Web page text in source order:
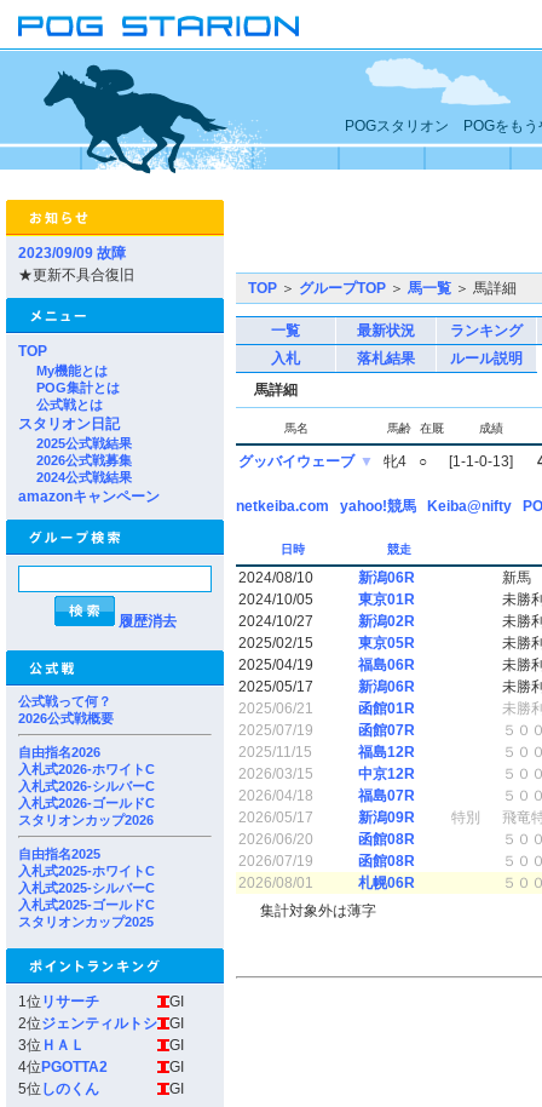
POGスタリオン POGをもう
2023/09/09 故障
★更新不具合復旧
TOP
My機能とは
POG集計とは
公式戦とは
スタリオン日記
2025公式戦結果
2026公式戦募集
2024公式戦結果
amazonキャンペーン
履歴消去
公式戦って何？
2026公式戦概要
自由指名2026
入札式2026-ホワイトC
入札式2026-シルバーC
入札式2026-ゴールドC
スタリオンカップ2026
自由指名2025
入札式2025-ホワイトC
入札式2025-シルバーC
入札式2025-ゴールドC
スタリオンカップ2025
1位 リサーチ
GI
2位ジェンティルトシ
GI
3位 ＨＡＬ
GI
4位 PGOTTA2
GI
5位 しのくん
GI
TOP ＞ グループTOP ＞ 馬一覧 ＞ 馬詳細
一覧 最新状況
ランキング
入札
落札結果
ルール説明
馬詳細
馬名 馬齢 在厩 成績
グッバイウェーブ ▼ 牝4 ○ [1-1-0-13]
netkeiba.com yahoo!競馬 Keiba@nifty
日時 競走
2024/08/10 新潟06R
新馬
2024/10/05
東京01R
未勝
2024/10/27
新潟02R
未勝
2025/02/15
東京05R
未勝
2025/04/19
福島06R
未勝
2025/05/17
新潟06R
未勝
2025/06/21
函館01R
未勝
2025/07/19
函館07R
５０
2025/11/15
福島12R
５０
2026/03/15
中京12R
５０
2026/04/18
福島07R
５０
2026/05/17
新潟09R 特別
飛竜
2026/06/20
函館08R
５０
2026/07/19
函館08R
５０
2026/08/01
札幌06R
５０
集計対象外は薄字